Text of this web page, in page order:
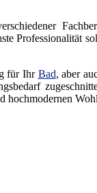
Professionalität
für Ihr Bad, aber
hochmodernen